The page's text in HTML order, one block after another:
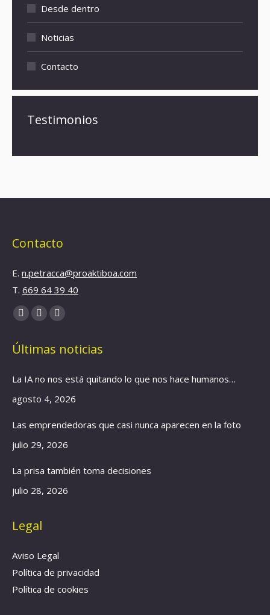
Desde dentro
Noticias
Contacto
Testimonios
Contacto
E. n.petracca@proaktiboa.com
T. 669 64 39 40
Find us on:
YouTube
opens
new
window
Linkedin
opens
new
window
Instagram
opens
new
window
Últimas noticias
La IA no nos está quitando lo que nos hace humanos…
agosto 4, 2026
Las emprendedoras que casi nunca aparecen en la foto
julio 29, 2026
La prisa también toma decisiones
julio 28, 2026
Legal
Aviso Legal
Política de privacidad
Política de cookies